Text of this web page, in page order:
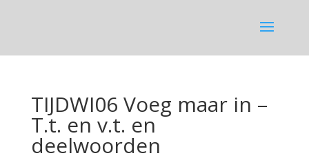
TIJDWI06 Voeg maar in –
T.t. en v.t. en
deelwoorden